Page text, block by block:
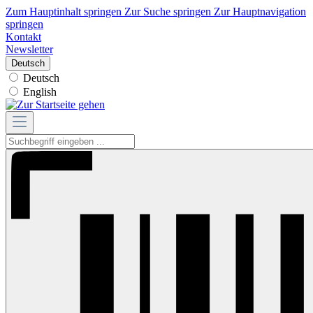
Zum Hauptinhalt springen Zur Suche springen Zur Hauptnavigation
springen
Kontakt
Newsletter
Deutsch
Deutsch
English